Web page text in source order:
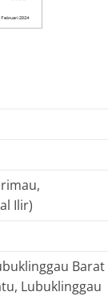
Ilir)
Barat
Lubuklinggau